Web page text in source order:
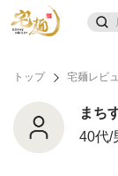
トップ 宅麺レビ
まち
40代/